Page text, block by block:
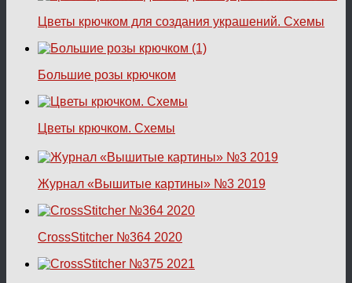
Цветы крючком для создания украшений. Схемы
Большие розы крючком
Цветы крючком. Схемы
Журнал «Вышитые картины» №3 2019
CrossStitcher №364 2020